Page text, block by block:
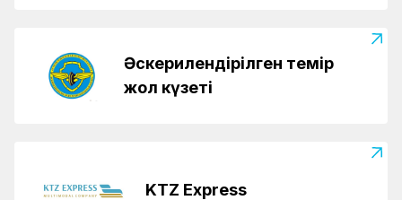
Әскерилендірілген темір
жол күзеті
KTZ Express